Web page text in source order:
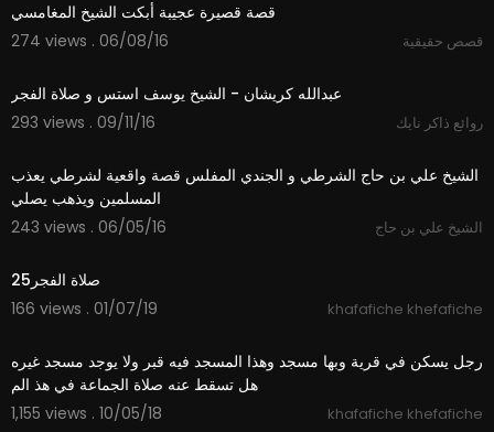
قصة قصيرة عجيبة أبكت الشيخ المغامسي
274 views . 06/08/16
قصص حقيقية
293 views . 09/11/16
روائع ذاكر نايك
الشيخ علي بن حاج الشرطي و الجندي المفلس قصة واقعية لشرطي يعذب
المسلمين ويذهب يصلي
243 views . 06/05/16
الشيخ علي بن حاج
25صلاة الفجر
166 views . 01/07/19
khafafiche khefafiche
رجل يسكن في قرية وبها مسجد وهذا المسجد فيه قبر ولا يوجد مسجد غيره
هل تسقط عنه صلاة الجماعة في هذ الم
1,155 views . 10/05/18
khafafiche khefafiche